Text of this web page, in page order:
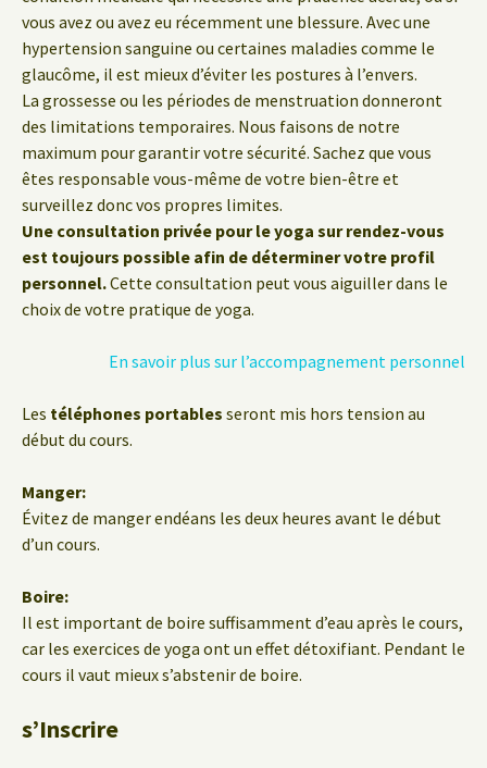
vous avez ou avez eu récemment une blessure. Avec une
hypertension sanguine ou certaines maladies comme le
glaucôme, il est mieux d’éviter les postures à l’envers.
La grossesse ou les périodes de menstruation donneront
des limitations temporaires. Nous faisons de notre
maximum pour garantir votre sécurité. Sachez que vous
êtes responsable vous-même de votre bien-être et
surveillez donc vos propres limites.
Une consultation privée pour le yoga sur rendez-vous
est toujours possible afin de déterminer votre profil
personnel.Cette consultation peut vous aiguiller dans le
choix de votre pratique de yoga.
En savoir plus sur l’accompagnement personnel
Les téléphones portables seront mis hors tension au
début du cours.
Manger:
Évitez de manger endéans les deux heures avant le début
d’un cours.
Boire:
Il est important de boire suffisamment d’eau après le cours,
car les exercices de yoga ont un effet détoxifiant. Pendant le
cours il vaut mieux s’abstenir de boire.
s’Inscrire